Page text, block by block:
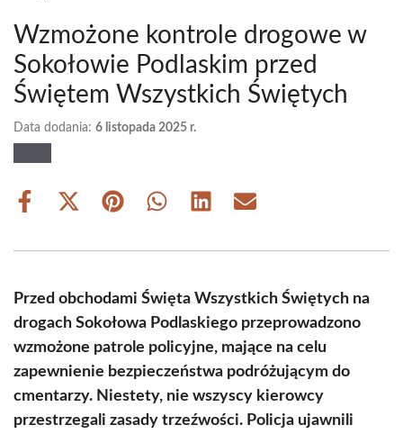
Wzmożone kontrole drogowe w
Sokołowie Podlaskim przed
Świętem Wszystkich Świętych
Data dodania: 6 listopada 2025 r.
Share
Share
(Twitter)
Share Share Share Share
Przed obchodami Święta Wszystkich Świętych na
drogach Sokołowa Podlaskiego przeprowadzono
wzmożone patrole policyjne, mające na celu
zapewnienie bezpieczeństwa podróżującym do
cmentarzy. Niestety, nie wszyscy kierowcy
przestrzegali zasady trzeźwości. Policja ujawnili